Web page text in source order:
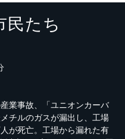
たち
業事故、「ユニオンカーバ
チルのガスが漏出し、工場
が死亡。工場から漏れた有